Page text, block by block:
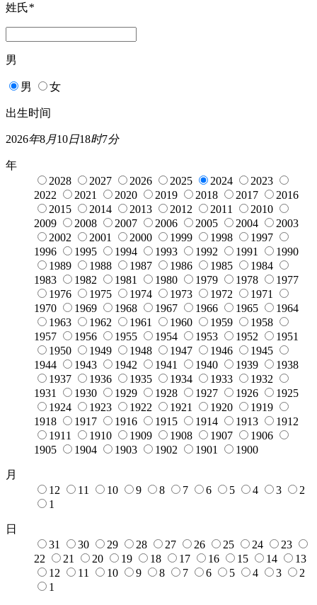
姓氏*
男
男 女
出生时间
2026年8月10日18时7分
年
2028
2027 2026 2025 2024
2023
2022
2021 2020 2019 2018 2017
2016
2015
2014 2013 2012 2011
2010
2009
2008 2007 2006 2005 2004
2003
2002
2001 2000 1999 1998
1997
1996
1995 1994 1993 1992 1991
1990
1989
1988 1987 1986 1985
1984
1983
1982 1981 1980 1979 1978
1977
1976
1975 1974 1973 1972
1971
1970
1969 1968 1967 1966 1965
1964
1963
1962 1961 1960 1959
1958
1957
1956 1955 1954 1953 1952
1951
1950
1949 1948 1947 1946
1945
1944
1943 1942 1941 1940 1939
1938
1937
1936 1935 1934 1933
1932
1931
1930 1929 1928 1927 1926
1925
1924
1923 1922 1921 1920
1919
1918
1917 1916 1915 1914 1913
1912
1911
1910 1909 1908 1907
1906
1905
1904 1903 1902 1901 1900
月
12
11 10 9 8 7 6 5 4 3
2
1
日
31
30 29 28 27 26 25 24
23
22
21 20 19 18 17 16 15 14
13
12
11 10 9 8 7 6 5 4 3
2
1